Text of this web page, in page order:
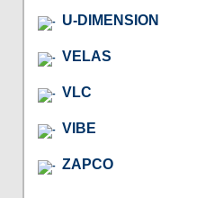
U-DIMENSION
VELAS
VLC
VIBE
ZAPCO